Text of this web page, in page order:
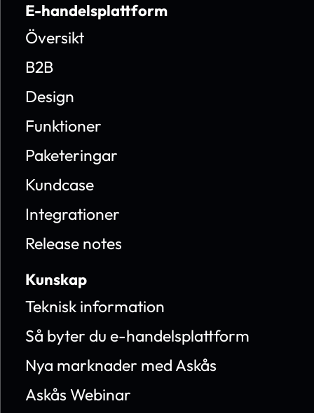
E-handelsplattform
Översikt
B2B
Design
Funktioner
Paketeringar
Kundcase
Integrationer
Release notes
Kunskap
Teknisk information
Så byter du e-handelsplattform
Nya marknader med Askås
Askås Webinar